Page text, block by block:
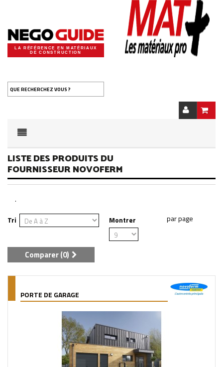
LA RÉFÉRENCE EN MATÉRIAUX
DE CONSTRUCTION
QUE RECHERCHEZ VOUS ?
LISTE DES PRODUITS DU
FOURNISSEUR NOVOFERM
.
Tri
Montrer
Comparer (0)
PORTE DE GARAGE